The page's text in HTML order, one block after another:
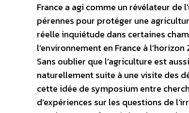
France a agi comme un révélateur
pérennes pour protéger une
réelle inquiétude dans certaines
l’environnement en France à
Sans oublier que l’agriculture est
naturellement suite à une visite des
cette idée de symposium entre
d’expériences sur les questions de